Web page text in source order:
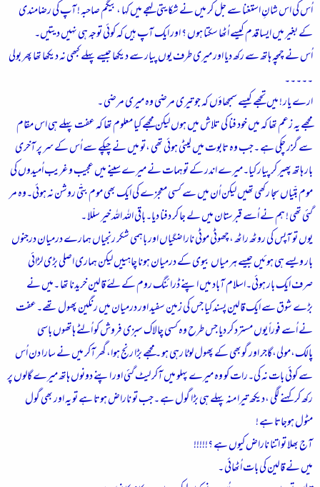
اُس کی اس شانِ استغنا سے جل کر میں نے شکایتی لہجے میں کہا ،بیگم صاحبہ ! آپ کی رضامندی
کے بغیر میں ایسا قدم کیسے اُٹھا سکتا ہوں ؟ اور ایک آپ ہیں کہ کوئی توجہ ہی نہیں دیتیں۔
اُس نے چمچہ ہاتھ سے رکھ دیا اور میری طرف یوں پیار سے دیکھا جیسے پہلے کبھی نہ دیکھا تھا پھر بولی
۔۔۔۔۔
ارے یار ! میں تجھے کیسے سمجھاؤں کہ جو تیری مرضی وہ میری مرضی ۔
مجھے یہ زعم تھا کہ میں خود فنا کی تلاش میں ہوں لیکن مجھے کیا معلوم تھا کہ عفت پہلے ہی اس مقام
سے گزر چکی ہے ۔جب وہ تابوت میں لیٹی ہوئی تھی ،تو میں نے چپکے سے اُس کے سر پر آخری
بار ہاتھ پھیر کر پیار کیا۔میرے اندر کے توہمات نے میرے سینے میں عجیب و غریب اُمیدوں کی
موم بتّیاں سجا رکھی تھیں لیکن اُن میں سے کسی معجزے کی ایک بھی موم بتّی روشن نہ ہوئی۔وہ مر
گئی تھی ! ہم نے اُسے قبرستان میں لے جا کر دفنا دیا۔باقی اللہ اللہ خیر سلّلا ۔
یوں تو آپس کی روٹھ راٹھ ،چھوٹی موٹی ناراضگیاں اور باہمی شکر رنجیاں ہمارے درمیان درجنوں
بار ویسے ہی ہوئیں جیسے ہر میاں بیوی کے درمیان ہونا چاہییں لیکن ہماری اصلی بڑی لڑائی
صرف ایک بار ہوئی۔اسلام آباد میں اپنے ڈرائنگ روم کے لئے قالین خریدنا تھا ۔میں نے
بڑے شوق سے ایک قالین پسند کیا جس کی زمین سفید اور درمیان میں رنگین پھول تھے۔عفت
نے اُسے فوراً یوں مسترد کر دیا جس طرح وہ کسی چالاک سبزی فروش کو اُلٹے ہاتھوں باسی
پالک،مولی،گاجر اور گوبھی کے پھول لوٹا رہی ہو ۔مجھے بڑا رنج ہوا،گھر آکر میں نے سارا دن اُس
سے کوئی بات نہ کی۔رات کو وہ میرے پہلو میں آکر لیٹ گئی اور اپنے دونوں ہاتھ میرے گالوں پر
رکھ کر کہنے لگی ،دیکھ تیرا منہ پہلے ہی بڑا گول ہے ۔جب تو ناراض ہوتا ہے تو یہ اور بھی گول
مٹول ہوجاتا ہے !
آج بھلا تو اتنا ناراض کیوں ہے ؟!!!!!
میں نے قالین کی بات اُٹھائی ۔